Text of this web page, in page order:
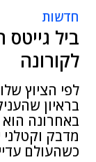
חדשות
ביל
לקורונה
לפי הציוץ
בראיון
באחרונה הוא
מדבק וקטלני
כשהעולם